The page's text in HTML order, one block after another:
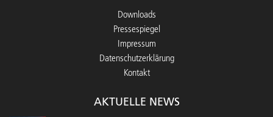
Downloads
Pressespiegel
Impressum
Datenschutzerklärung
Kontakt
AKTUELLE NEWS